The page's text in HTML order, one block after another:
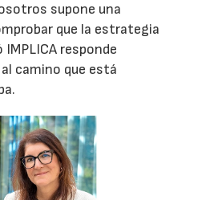
supone una
que la estrategia
responde
camino que está